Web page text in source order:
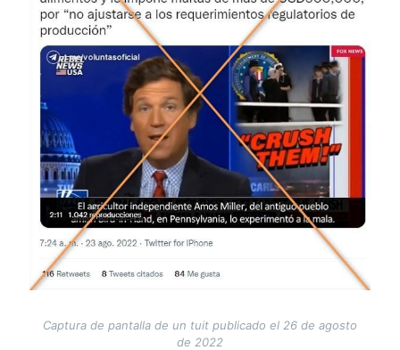
Captura de pantalla de un tuit publicado el 26 de agosto
de 2022